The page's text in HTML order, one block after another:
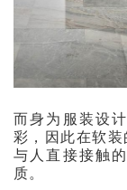
而身为服装设
彩，因此在软
与人直接接触
质。